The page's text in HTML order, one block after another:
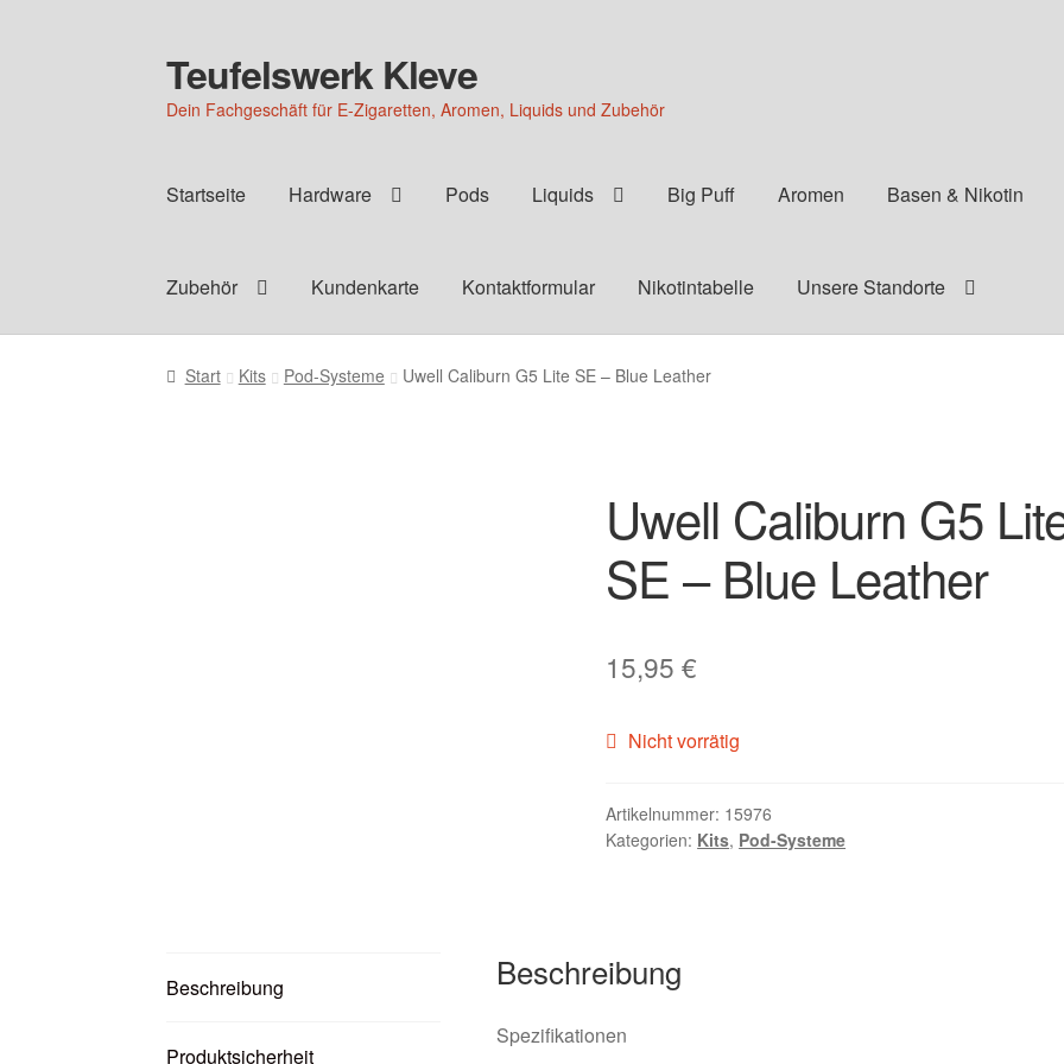
Zur
Navigation
springen
Zum
Inhalt
springen
Teufelswerk Kleve
Dein Fachgeschäft für E-Zigaretten, Aromen, Liquids und Zubehör
Startseite Hardware Pods Liquids Big Puff Aromen Basen & Nikotin
Zubehör Kundenkarte Kontaktformular Nikotintabelle Unsere Standorte
Start Kits Pod-Systeme Uwell Caliburn G5 Lite SE – Blue Leather
Uwell Caliburn G5
SE – Blue Leather
15,95€
Nicht vorrätig
Artikelnummer: 15976
Kategorien: Kits, Pod-Systeme
Beschreibung
Produktsicherheit
Beschreibung
Spezifikationen